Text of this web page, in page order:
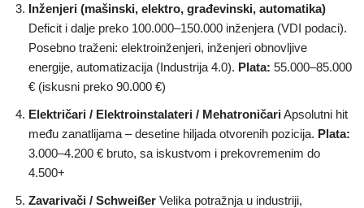
Inženjeri (mašinski, elektro, građevinski, automatika)
Deficit i dalje preko 100.000–150.000 inženjera (VDI podaci).
Posebno traženi: elektroinženjeri, inženjeri obnovljive
energije, automatizacija (Industrija 4.0). Plata: 55.000–85.000
€ (iskusni preko 90.000 €)
Električari / Elektroinstalateri / MehatroničariApsolutni hit
među zanatlijama – desetine hiljada otvorenih pozicija. Plata:
3.000–4.200 € bruto, sa iskustvom i prekovremenim do
4.500+
Zavarivači / Schweißer Velika potražnja u industriji,